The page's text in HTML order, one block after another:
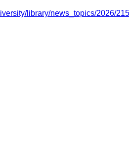
library/news_topics/2026/